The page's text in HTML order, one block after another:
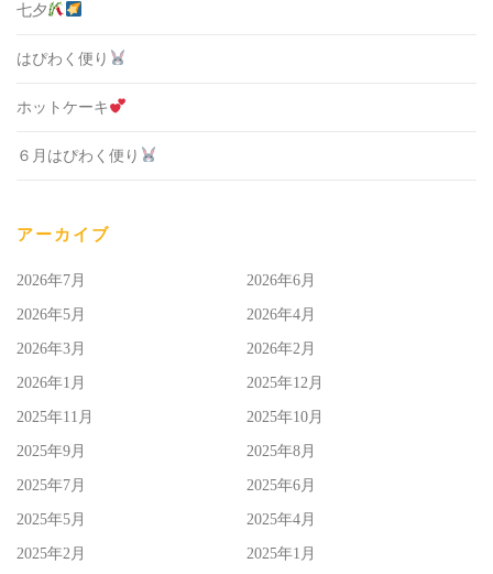
七夕
はぴわく便り
ホットケーキ
６月はぴわく便り
アーカイブ
2026年7月 2026年6月
2026年5月 2026年4月
2026年3月 2026年2月
2026年1月 2025年12月
2025年11月 2025年10月
2025年9月 2025年8月
2025年7月 2025年6月
2025年5月 2025年4月
2025年2月 2025年1月